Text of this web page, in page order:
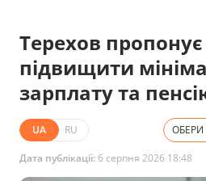
Терехов пропонує
підвищити
зарплату та
UA RU ОБЕРИ
Дата публікації: 6 серпня 2026 18:48